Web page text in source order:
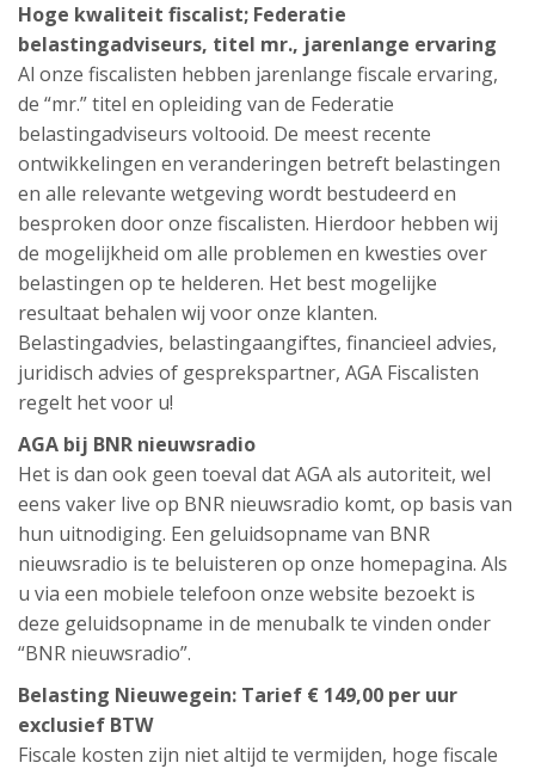
Hoge kwaliteit fiscalist; Federatie
belastingadviseurs, titel mr., jarenlange ervaring
Al onze fiscalisten hebben jarenlange fiscale ervaring,
de “mr.” titel en opleiding van de Federatie
belastingadviseurs voltooid. De meest recente
ontwikkelingen en veranderingen betreft belastingen
en alle relevante wetgeving wordt bestudeerd en
besproken door onze fiscalisten. Hierdoor hebben wij
de mogelijkheid om alle problemen en kwesties over
belastingen op te helderen. Het best mogelijke
resultaat behalen wij voor onze klanten.
Belastingadvies, belastingaangiftes, financieel advies,
juridisch advies of gesprekspartner, AGA Fiscalisten
regelt het voor u!
AGA bij BNR nieuwsradio
Het is dan ook geen toeval dat AGA als autoriteit, wel
eens vaker live op BNR nieuwsradio komt, op basis van
hun uitnodiging. Een geluidsopname van BNR
nieuwsradio is te beluisteren op onze homepagina. Als
u via een mobiele telefoon onze website bezoekt is
deze geluidsopname in de menubalk te vinden onder
“BNR nieuwsradio”.
Belasting Nieuwegein: Tarief € 149,00 per uur
exclusief BTW
Fiscale kosten zijn niet altijd te vermijden, hoge fiscale